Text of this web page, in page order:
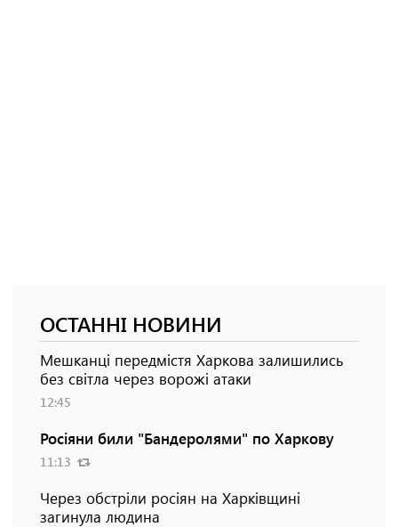
ОСТАННІ НОВИНИ
Мешканці передмістя Харкова залишились
без світла через ворожі атаки
12:45
Росіяни били "Бандеролями" по Харкову
11:13
Через обстріли росіян на Харківщині
загинула людина